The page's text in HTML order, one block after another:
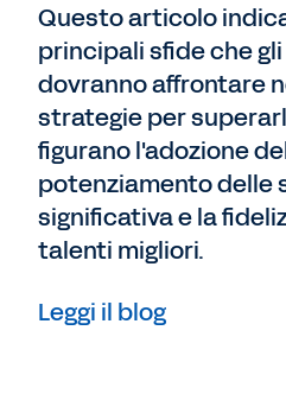
Questo articolo
principali sfide che gli
dovranno affrontare
strategie per
figurano l'adozione
potenziamento delle
significativa e la
talenti migliori.
Leggi il blog